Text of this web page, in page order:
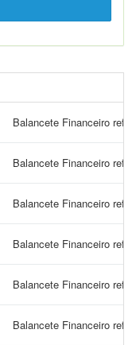
Balancete Financeiro
Balancete Financeiro
Balancete Financeiro
Balancete Financeiro
Balancete Financeiro
Balancete Financeiro